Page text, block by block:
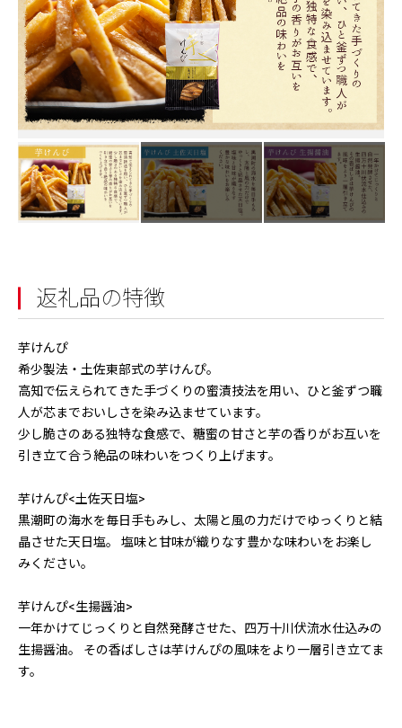
返礼品の特徴
芋けんぴ
希少製法・土佐東部式の芋けんぴ。
高知で伝えられてきた手づくりの蜜漬技法を用い、ひと釜ずつ職
人が芯までおいしさを染み込ませています。
少し脆さのある独特な食感で、糖蜜の甘さと芋の香りがお互いを
引き立て合う絶品の味わいをつくり上げます。
芋けんぴ<土佐天日塩>
黒潮町の海水を毎日手もみし、太陽と風の力だけでゆっくりと結
晶させた天日塩。 塩味と甘味が織りなす豊かな味わいをお楽し
みください。
芋けんぴ<生揚醤油>
一年かけてじっくりと自然発酵させた、四万十川伏流水仕込みの
生揚醤油。 その香ばしさは芋けんぴの風味をより一層引き立てま
す。